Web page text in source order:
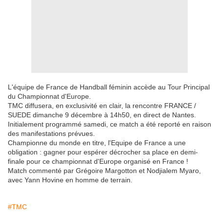
L'équipe de France de Handball féminin accède au Tour Principal
du Championnat d'Europe.
TMC diffusera, en exclusivité en clair, la rencontre FRANCE /
SUEDE dimanche 9 décembre à 14h50, en direct de Nantes.
Initialement programmé samedi, ce match a été reporté en raison
des manifestations prévues.
Championne du monde en titre, l'Equipe de France a une
obligation : gagner pour espérer décrocher sa place en demi-
finale pour ce championnat d'Europe organisé en France !
Match commenté par Grégoire Margotton et Nodjialem Myaro,
avec Yann Hovine en homme de terrain.
#TMC